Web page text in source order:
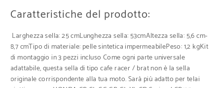
Caratteristiche del prodotto:
Larghezza sella: 25 cmLunghezza sella: 53cmAltezza sella: 5,6 cm-
8,7 cmTipo di materiale: pelle sintetica impermeabilePeso: 1,2 kgKit
di montaggio in 3 pezzi incluso Come ogni parte universale
adattabile, questa sella di tipo cafe racer / brat non è la sella
originale corrispondente alla tua moto. Sarà più adatto per telai